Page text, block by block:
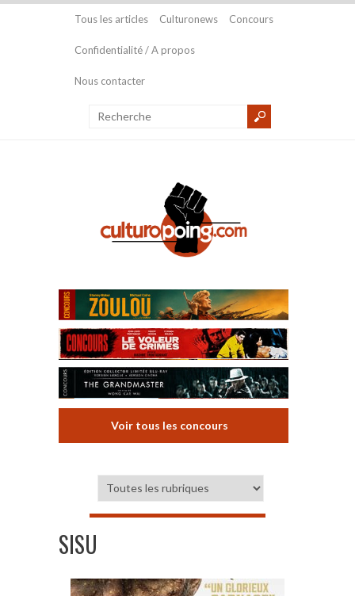
Tous les articles Culturonews Concours
Confidentialité / A propos
Nous contacter
Voir tous les concours
SISU